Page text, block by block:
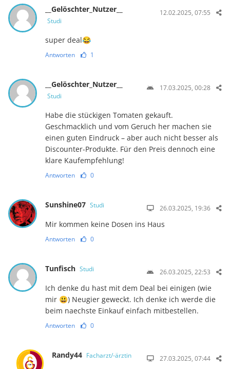
__Gelöschter_Nutzer__
Studi
12.02.2025, 07:55
super deal😂
Antworten 1
__Gelöschter_Nutzer__
Studi
17.03.2025, 00:28
Habe die stückigen Tomaten gekauft.
Geschmacklich und vom Geruch her machen sie
einen guten Eindruck – aber auch nicht besser als
Discounter-Produkte. Für den Preis dennoch eine
klare Kaufempfehlung!
Antworten 0
Sunshine07 Studi 26.03.2025, 19:36
Mir kommen keine Dosen ins Haus
Antworten 0
Tunfisch Studi 26.03.2025, 22:53
Ich denke du hast mit dem Deal bei einigen (wie
mir 😃) Neugier geweckt. Ich denke ich werde die
beim naechste Einkauf einfach mitbestellen.
Antworten 0
Randy44 Facharzt/-ärztin 27.03.2025, 07:44